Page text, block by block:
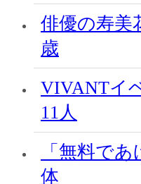
俳優の寿美
歳
VIVANTイ
11人
「無料で
体